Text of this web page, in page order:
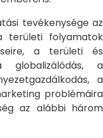
tevékenysége az
területi folyamatok
a területi és
globalizálódás, a
a
problémáira
az alábbi három